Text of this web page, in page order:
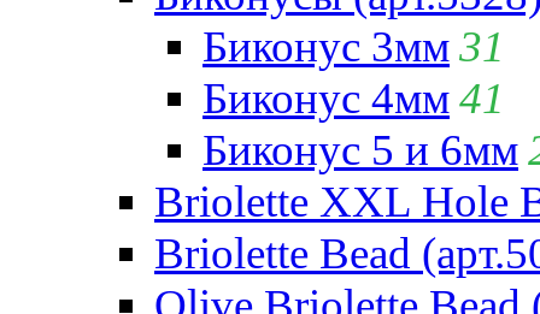
Биконус 3мм31
Биконус 4мм41
Биконус 5 и 6мм
Briolette XXL Hole
Briolette Bead